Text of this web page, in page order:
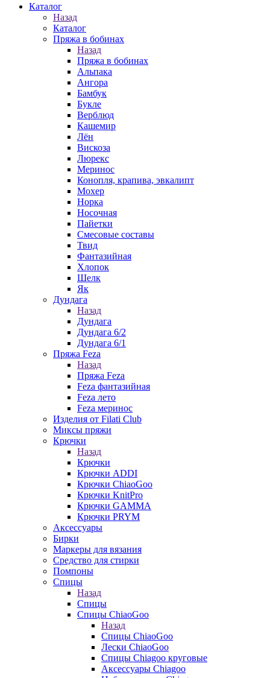
Каталог
Назад
Каталог
Пряжа в бобинах
Назад
Пряжа в бобинах
Альпака
Ангора
Бамбук
Букле
Верблюд
Кашемир
Лён
Вискоза
Люрекс
Меринос
Конопля, крапива, эвкалипт
Мохер
Норка
Носочная
Пайетки
Смесовые составы
Твид
Фантазийная
Хлопок
Шелк
Як
Дундага
Назад
Дундага
Дундага 6/2
Дундага 6/1
Пряжа Feza
Назад
Пряжа Feza
Feza фантазийная
Feza лето
Feza меринос
Изделия от Filati Club
Миксы пряжи
Крючки
Назад
Крючки
Крючки ADDI
Крючки ChiaoGoo
Крючки KnitPro
Крючки GAMMA
Крючки PRYM
Аксессуары
Бирки
Маркеры для вязания
Средство для стирки
Помпоны
Спицы
Назад
Спицы
Спицы ChiaoGoo
Назад
Спицы ChiaoGoo
Лески ChiaoGoo
Cпицы Сhiagoo круговые
Аксессуары Chiagoo